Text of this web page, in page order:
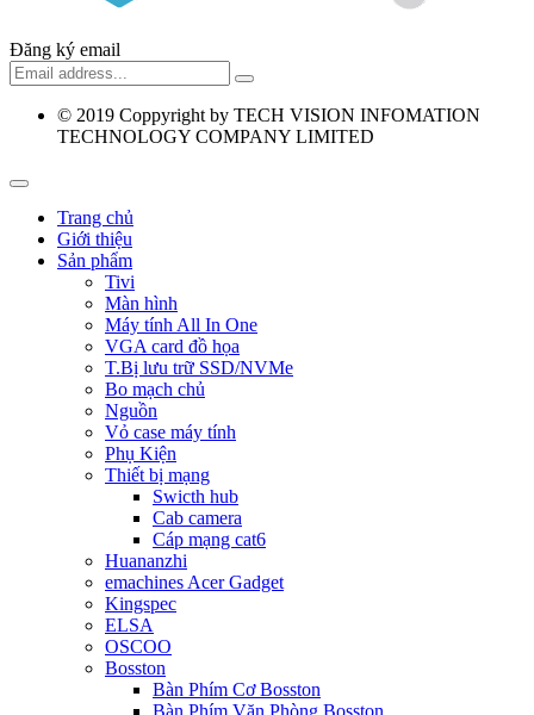
Đăng ký email
© 2019 Coppyright by TECH VISION INFOMATION
TECHNOLOGY COMPANY LIMITED
Trang chủ
Giới thiệu
Sản phẩm
Tivi
Màn hình
Máy tính All In One
VGA card đồ họa
T.Bị lưu trữ SSD/NVMe
Bo mạch chủ
Nguồn
Vỏ case máy tính
Phụ Kiện
Thiết bị mạng
Swicth hub
Cab camera
Cáp mạng cat6
Huananzhi
emachines Acer Gadget
Kingspec
ELSA
OSCOO
Bosston
Bàn Phím Cơ Bosston